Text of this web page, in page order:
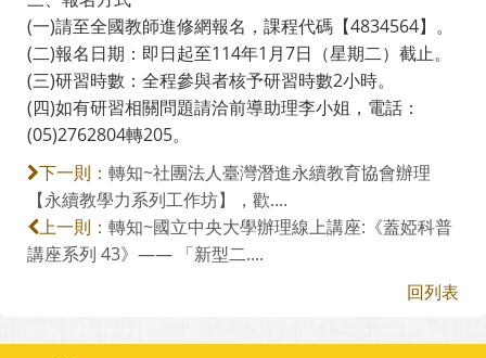
(一)請至全國教師進修網報名，課程代碼【4834564】。
(二)報名日期：即日起至114年1月7日（星期二）截止。
(三)研習時數：全程參與者核予研習時數2小時。
(四)如有研習相關問題請洽前導助理李小姐，電話：
(05)2762804轉205。
下一則： 轉知~社團法人臺灣潛進永續教育協會辦理
【永續教學力系列工作坊】，歡....
上一則： 轉知~國立中央大學辦理線上講座:《蓋婭科普
講座系列 43》—— 「新型二....
回列表